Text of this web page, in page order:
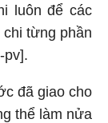
luôn để các
từng phần
pv].
đã giao cho
thể làm nửa